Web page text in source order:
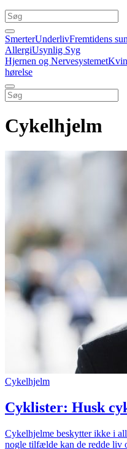
SmerterUnderlivFremtidens
AllergiUsynlig Syg
Hjernen og Nervesystemet
hørelse
Cykelhjelm
Cykelhjelm
Cyklister: Husk
Cykelhjelme beskytter ikke i
nogle tilfælde kan de redde liv